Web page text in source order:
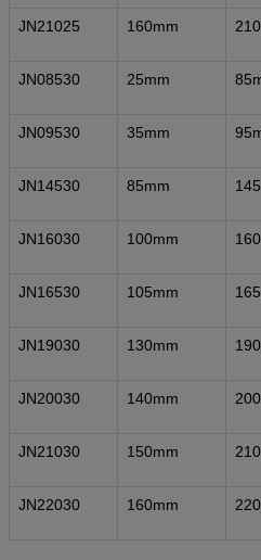
JN21025 160mm
JN08530 25mm
JN09530 35mm
JN14530 85mm
JN16030 100mm
JN16530 105mm
JN19030 130mm
JN20030 140mm
JN21030 150mm
JN22030 160mm